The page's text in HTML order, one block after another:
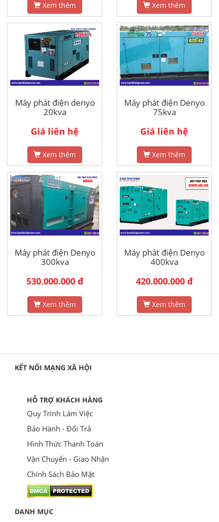
Xem thêm Xem thêm
Máy phát điện denyo
20kva
Giá liên hệ
Xem thêm
Máy phát điện Denyo
75kva
Giá liên hệ
Xem thêm
Máy phát điện Denyo
300kva
530.000.000 đ
Xem thêm
Máy phát điện Denyo
400kva
420.000.000 đ
Xem thêm
KẾT NỐI MẠNG XÃ HỘI
HỖ TRỢ KHÁCH HÀNG
Quy Trình Làm Việc
Bảo Hành - Đổi Trả
Hình Thức Thanh Toán
Vận Chuyển - Giao Nhận
Chính Sách Bảo Mật
DANH MỤC